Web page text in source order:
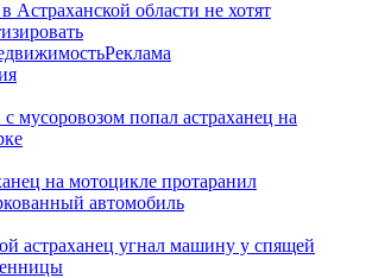
Астраханской области не хотят
Реклама
мусоровозом попал астраханец на
на мотоцикле протаранил
автомобиль
астраханец угнал машину у спящей